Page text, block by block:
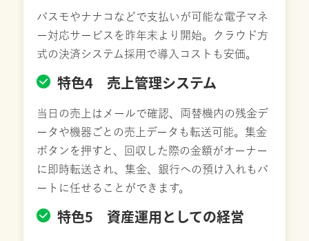
パスモやナナコなどで支払いが可能な電子マネ
ー対応サービスを昨年末より開始。クラウド方
式の決済システム採用で導入コストも安価。
特色4 売上管理システム
当日の売上はメールで確認、両替機内の残金デ
ータや機器ごとの売上データも転送可能。集金
ボタンを押すと、回収した際の金額がオーナー
に即時転送され、集金、銀行への預け入れもパ
ートに任せることができます。
特色5 資産運用としての経営